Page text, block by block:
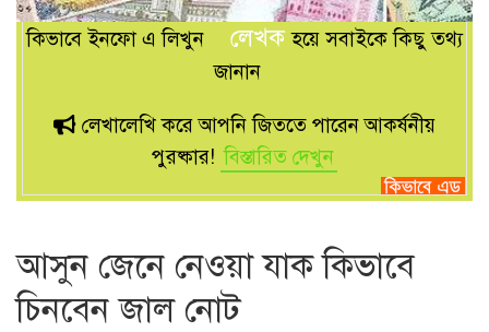
কিভাবে ইনফো এ লিখুন লেখকহয়ে সবাইকে কিছু তথ্য
জানান
লেখালেখি করে আপনি জিততে পারেন আকর্ষনীয়
পুরষ্কার! বিস্তারিত দেখুন
আসুন জেনে নেওয়া যাক কিভাবে
চিনবেন জাল নোট